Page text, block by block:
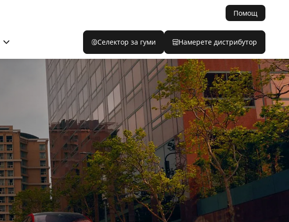
Помощ
Селектор за гуми Намерете дистрибутор